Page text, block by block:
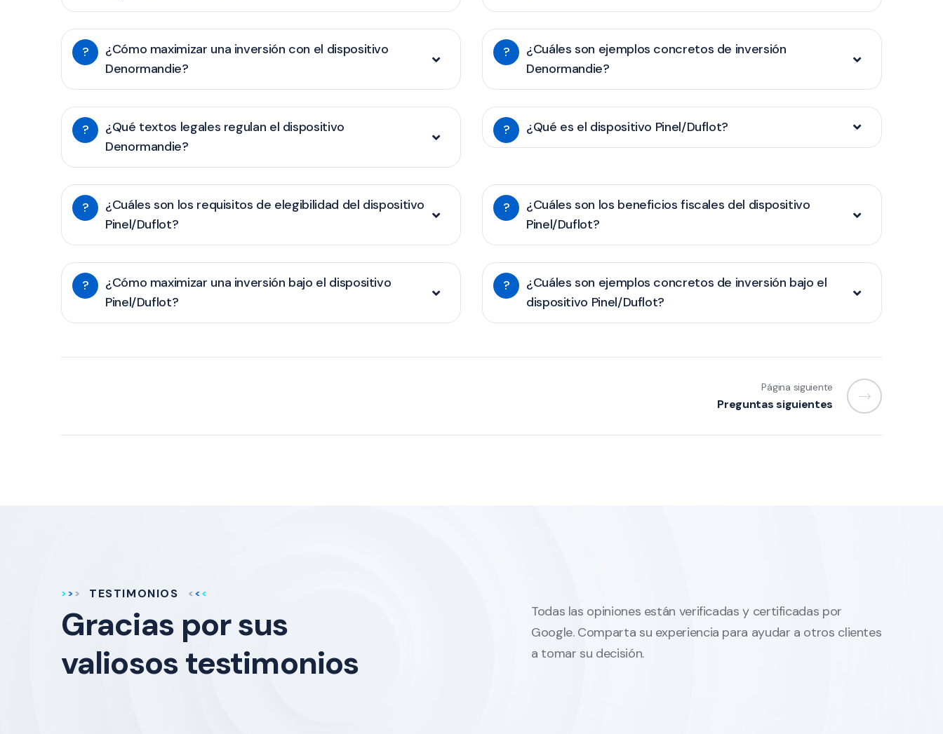
?
¿Cómo maximizar una inversión con el dispositivo
Denormandie?
?
¿Cuáles son ejemplos concretos de inversión
Denormandie?
?
¿Qué textos legales regulan el dispositivo
Denormandie?
? ¿Qué es el dispositivo Pinel/Duflot?
?
¿Cuáles son los requisitos de elegibilidad del dispositivo
Pinel/Duflot?
?
¿Cuáles son los beneficios fiscales del dispositivo
Pinel/Duflot?
?
¿Cómo maximizar una inversión bajo el dispositivo
Pinel/Duflot?
?
¿Cuáles son ejemplos concretos de inversión bajo el
dispositivo Pinel/Duflot?
Página siguiente
Preguntas siguientes
TESTIMONIOS
Gracias por sus
valiosos testimonios
Todas las opiniones están verificadas y certificadas por
Google. Comparta su experiencia para ayudar a otros clientes
a tomar su decisión.